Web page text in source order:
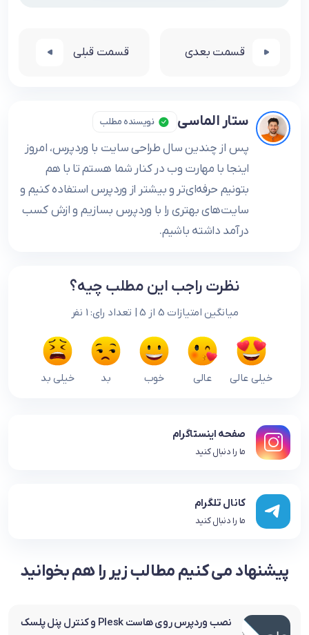
قسمت بعدی قسمت قبلی
ستار الماسی نویسنده مطلب
پس از چندین سال طراحی سایت با وردپرس، امروز
اینجا با مهارت وب در کنار شما هستم تا با هم
بتونیم حرفه‌ای‌تر و بیشتر از وردپرس استفاده کنیم و
سایت‌های بهتری را با وردپرس بسازیم و ازش کسب
درآمد داشته باشیم.
نظرت راجب این مطلب چیه؟
میانگین امتیازات 5 از 5 | تعداد رای: 1 نفر
خیلی عالی عالی خوب بد خیلی بد
صفحه اینستاگرام
ما را دنبال کنید
کانال تلگرام
ما را دنبال کنید
پیشنهاد می کنیم مطالب زیر را هم بخوانید
نصب وردپرس روی هاست Plesk و کنترل پنل پلسک